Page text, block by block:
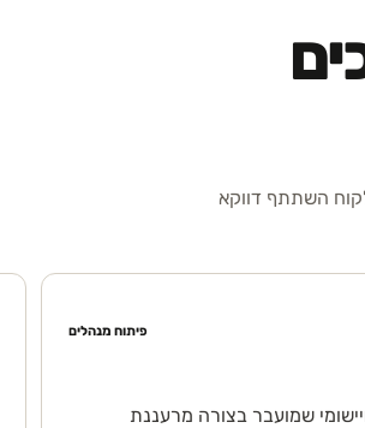
השתתף דווקא
פיתוח מנהלים
שמועבר בצורה מרעננת